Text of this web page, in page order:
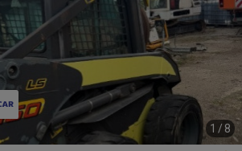
1 / 8